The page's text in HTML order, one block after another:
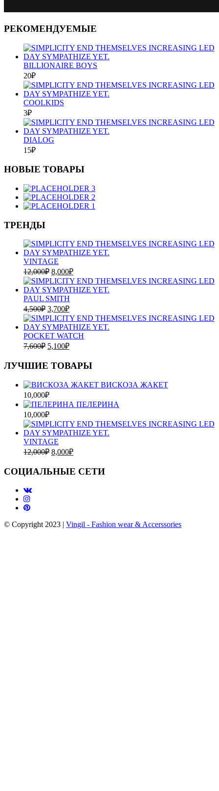
РЕКОМЕНДУЕМЫЕ
BILLIONAIRE BOYS
20₽
COOLKIDS
3₽
DIALOG
15₽
НОВЫЕ ТОВАРЫ
3
2
1
ТРЕНДЫ
VINTAGE
12,000₽ 8,000₽
PAUL SMITH
4,500₽ 3,700₽
POCKET WATCH
7,600₽ 5,100₽
ЛУЧШИЕ ТОВАРЫ
ВИСКОЗА ЖАКЕТ
10,000₽
ПЕЛЕРИНА
10,000₽
VINTAGE
12,000₽ 8,000₽
СОЦИАЛЬНЫЕ СЕТИ
© Copyright 2023 | Vingil - Fashion wear & Accerssories